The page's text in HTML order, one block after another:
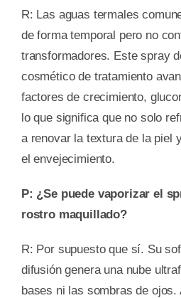
R: Las aguas termales
de forma temporal pero no
transformadores. Este spray
cosmético de tratamiento
factores de crecimiento,
lo que significa que no solo
a renovar la textura de la piel
el envejecimiento.
P: ¿Se puede vaporizar el
rostro maquillado?
R: Por supuesto que sí. Su
difusión genera una nube
bases ni las sombras de